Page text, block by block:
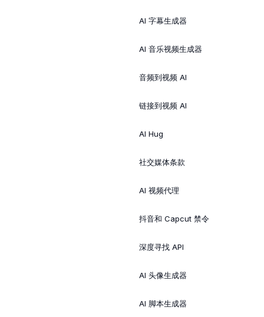
AI 字幕生成器
AI 音乐视频生成器
音频到视频 AI
链接到视频 AI
AI Hug
社交媒体条款
AI 视频代理
抖音和 Capcut 禁令
深度寻找 API
AI 头像生成器
AI 脚本生成器